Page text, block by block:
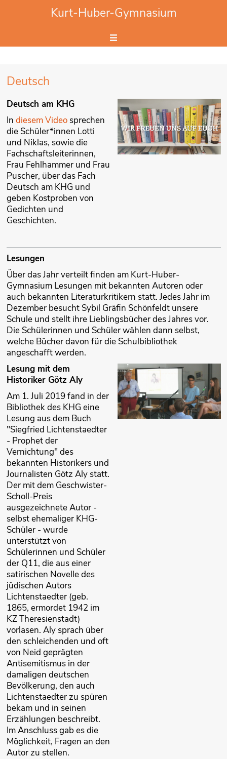
Kurt-Huber-Gymnasium
Deutsch
Deutsch am KHG
In diesem Videosprechen
die Schüler*innen Lotti
und Niklas, sowie die
Fachschaftsleiterinnen,
Frau Fehlhammer und Frau
Puscher, über das Fach
Deutsch am KHG und
geben Kostproben von
Gedichten und
Geschichten.
Lesungen
Über das Jahr verteilt finden am Kurt-Huber-
Gymnasium Lesungen mit bekannten Autoren oder
auch bekannten Literaturkritikern statt. Jedes Jahr im
Dezember besucht Sybil Gräfin Schönfeldt unsere
Schule und stellt ihre Lieblingsbücher des Jahres vor.
Die Schülerinnen und Schüler wählen dann selbst,
welche Bücher davon für die Schulbibliothek
angeschafft werden.
Lesung mit dem
Historiker Götz Aly
Am 1. Juli 2019 fand in der
Bibliothek des KHG eine
Lesung aus dem Buch
"Siegfried Lichtenstaedter
- Prophet der
Vernichtung" des
bekannten Historikers und
Journalisten Götz Aly statt.
Der mit dem Geschwister-
Scholl-Preis
ausgezeichnete Autor -
selbst ehemaliger KHG-
Schüler - wurde
unterstützt von
Schülerinnen und Schüler
der Q11, die aus einer
satirischen Novelle des
jüdischen Autors
Lichtenstaedter (geb.
1865, ermordet 1942 im
KZ Theresienstadt)
vorlasen. Aly sprach über
den schleichenden und oft
von Neid geprägten
Antisemitismus in der
damaligen deutschen
Bevölkerung, den auch
Lichtenstaedter zu spüren
bekam und in seinen
Erzählungen beschreibt.
Im Anschluss gab es die
Möglichkeit, Fragen an den
Autor zu stellen.
Website durchsuchen
Hier Suchbegriff eingeben.